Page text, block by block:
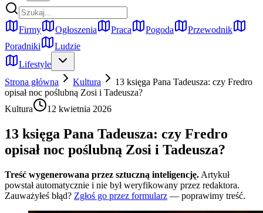
Firmy Ogłoszenia Praca Pogoda
Przewodnik
Poradniki
Ludzie
Lifestyle
Strona główna
Kultura
13 księga Pana Tadeusza: czy Fredro
opisał noc poślubną Zosi i Tadeusza?
Kultura
12 kwietnia 2026
13 księga Pana Tadeusza: czy Fredro
opisał noc poślubną Zosi i Tadeusza?
Treść wygenerowana przez sztuczną inteligencję. Artykuł
powstał automatycznie i nie był weryfikowany przez redaktora.
Zauważyłeś błąd? Zgłoś go przez formularz — poprawimy treść.